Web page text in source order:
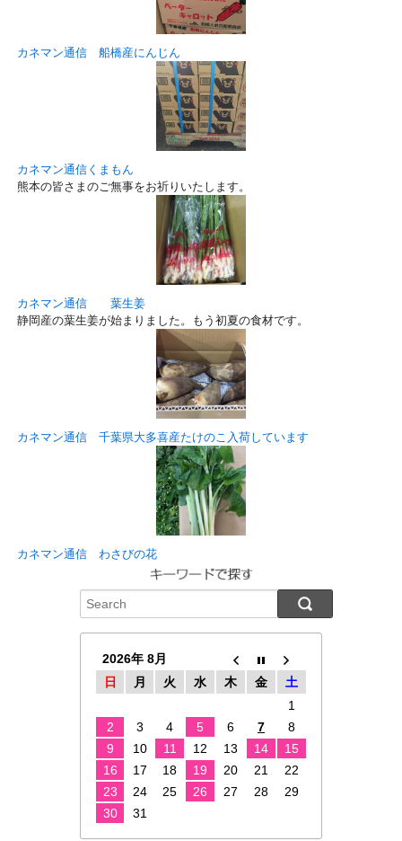
カネマン通信 船橋産にんじん
カネマン通信くまもん
熊本の皆さまのご無事をお祈りいたします。
カネマン通信 葉生姜
静岡産の葉生姜が始まりました。もう初夏の食材です。
カネマン通信 千葉県大多喜産たけのこ入荷しています
カネマン通信 わさびの花
2026年 8月
日
月 火 水 木 金
土
1
2
3 4 5 6 7
8
9
10 11 12 13 14
15
16
17 18 19 20 21
22
23
24 25 26 27 28
29
30
31